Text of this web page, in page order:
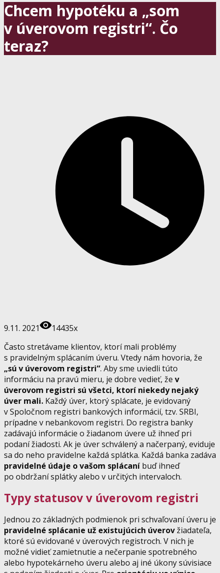
Chcem hypotéku a „som
v úverovom registri“. Čo
teraz?
9.11. 2021
14435x
Často stretávame klientov, ktorí mali problémy
s pravidelným splácaním úveru. Vtedy nám hovoria, že
„sú v úverovom registri“. Aby sme uviedli túto
informáciu na pravú mieru, je dobre vedieť, že v
úverovom registri sú všetci, ktorí niekedy nejaký
úver mali. Každý úver, ktorý splácate, je evidovaný
v Spoločnom registri bankových informácií, tzv. SRBI,
prípadne v nebankovom registri. Do registra banky
zadávajú informácie o žiadanom úvere už ihneď pri
podaní žiadosti. Ak je úver schválený a načerpaný, eviduje
sa do neho pravidelne každá splátka. Každá banka zadáva
pravidelné údaje o vašom splácaní buď ihneď
po obdržaní splátky alebo v určitých intervaloch.
Typy statusov v úverovom registri
Jednou zo základných podmienok pri schvaľovaní úveru je
pravidelné splácanie už existujúcich úverovžiadateľa,
ktoré sú evidované v úverových registroch. V nich je
možné vidieť zamietnutie a nečerpanie spotrebného
alebo hypotekárneho úveru alebo aj iné úkony súvisiace